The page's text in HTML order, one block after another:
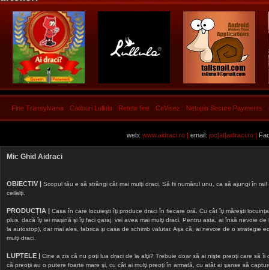
Fine Transylvania Cadouri Lullula Retete fine CeVisez Netopia Secure Payments
web: www.aidraci.ro | email: joc[at]aidraci.ro |
Mic Ghid Aidraci
OBIECTIV | Scopul tău e să strângi cât mai mulţi draci. Să fii numărul unu, ca să ajungi în
ceilalţi.
PRODUCȚIA | Casa în care locuieşti îţi produce draci în fiecare oră. Cu cât îţi măreşti
plus, dacă îţi iei maşină şi îţi faci garaj, vei avea mai mulţi draci. Pentru asta, ai însă nevoie
la autostop), dar mai ales, fabrica şi casa de schimb valutar. Aşa că, ai nevoie de o strategie
mulţi draci.
LUPTELE | Cine a zis că nu poţi lua draci de la alţii? Trebuie doar să ai nişte preoţi care să
că preoţii au o putere foarte mare şi, cu cât ai mulţi preoţi în armată, cu atât ai şanse să